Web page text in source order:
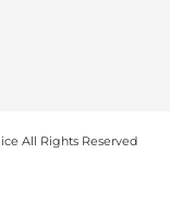
All Rights Reserved